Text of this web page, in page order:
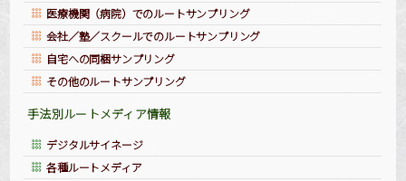
医療機関（病院）でのルートサンプリング
会社／塾／スクールでのルートサンプリング
自宅への同梱サンプリング
その他のルートサンプリング
手法別ルートメディア情報
デジタルサイネージ
各種ルートメディア